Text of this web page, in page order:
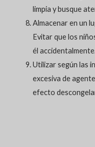
limpia y busque
Almacenar en un
Evitar que los
él
Utilizar según las
excesiva de
efecto